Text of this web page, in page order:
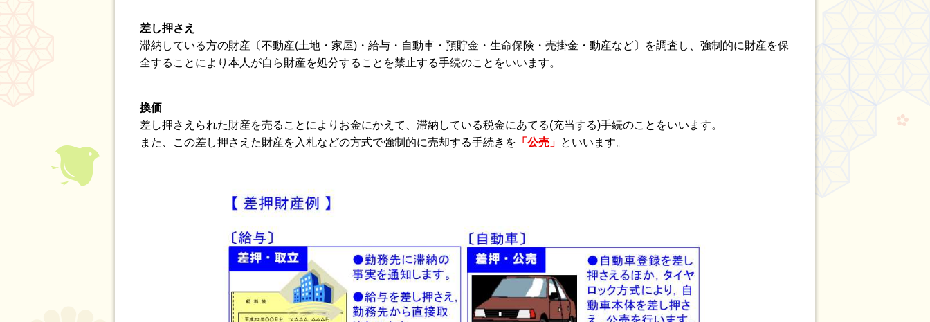
差し押さえ
滞納している方の財産〔不動産(土地・家屋)・給与・自動車・預貯金・生命保険・売掛金・動産など〕を調査し、強制的に財産を保
全することにより本人が自ら財産を処分することを禁止する手続のことをいいます。
換価
差し押さえられた財産を売ることによりお金にかえて、滞納している税金にあてる(充当する)手続のことをいいます。
また、この差し押さえた財産を入札などの方式で強制的に売却する手続きを 「公売」 といいます。